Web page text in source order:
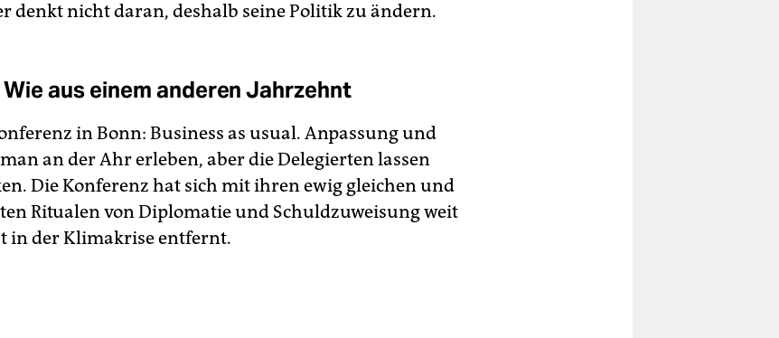
denkt nicht daran, deshalb seine Politik zu ändern.
aus einem anderen Jahrzehnt
in Bonn: Business as usual. Anpassung und
an der Ahr erleben, aber die Delegierten lassen
Die Konferenz hat sich mit ihren ewig gleichen und
Ritualen von Diplomatie und Schuldzuweisung weit
in der Klimakrise entfernt.